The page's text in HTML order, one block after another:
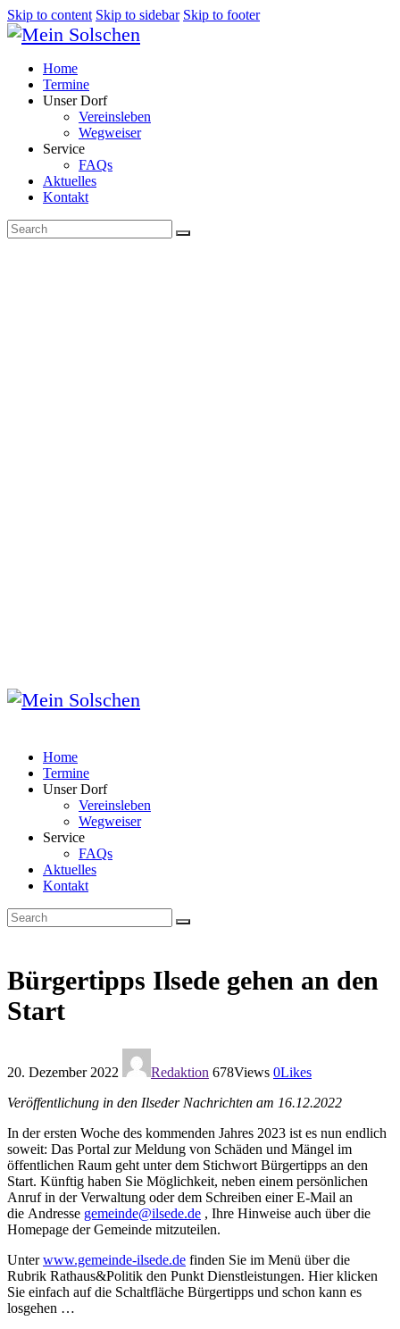
Skip to content Skip to sidebar Skip to footer
Home
Termine
Unser Dorf
Vereinsleben
Wegweiser
Service
FAQs
Aktuelles
Kontakt
Home
Termine
Unser Dorf
Vereinsleben
Wegweiser
Service
FAQs
Aktuelles
Kontakt
Bürgertipps Ilsede gehen an den
Start
20. Dezember 2022 Redaktion 678Views 0Likes
Veröffentlichung in den Ilseder Nachrichten am 16.12.2022
In der ersten Woche des kommenden Jahres 2023 ist es nun endlich
soweit: Das Portal zur Meldung von Schäden und Mängel im
öffentlichen Raum geht unter dem Stichwort Bürgertipps an den
Start. Künftig haben Sie Möglichkeit, neben einem persönlichen
Anruf in der Verwaltung oder dem Schreiben einer E-Mail an
die Andresse gemeinde@ilsede.de , Ihre Hinweise auch über die
Homepage der Gemeinde mitzuteilen.
Unterwww.gemeinde-ilsede.de finden Sie im Menü über die
Rubrik Rathaus&Politik den Punkt Dienstleistungen. Hier klicken
Sie einfach auf die Schaltfläche Bürgertipps und schon kann es
losgehen …